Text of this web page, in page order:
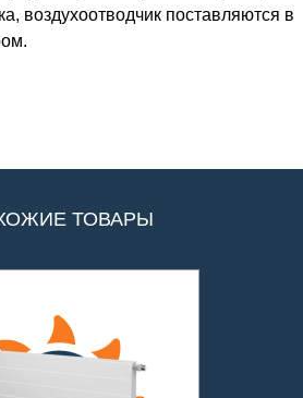
воздухоотводчик поставляются в
ТОВАРЫ